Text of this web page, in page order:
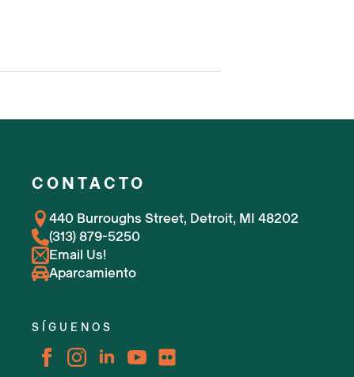
CONTACTO
440 Burroughs Street, Detroit, MI 48202
(313) 879-5250
Email Us!
Aparcamiento
SÍGUENOS